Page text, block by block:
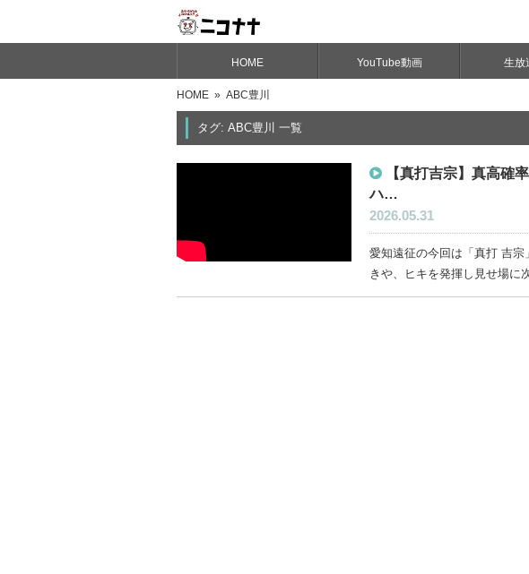
HOME YouTube動画 生放
HOME » ABC豊川
タグ: ABC豊川 一覧
【真打吉宗】真高確
ハ…
2026.05.31
愛知遠征の今回は「真打 吉
きや、ヒキを発揮し見せ場に